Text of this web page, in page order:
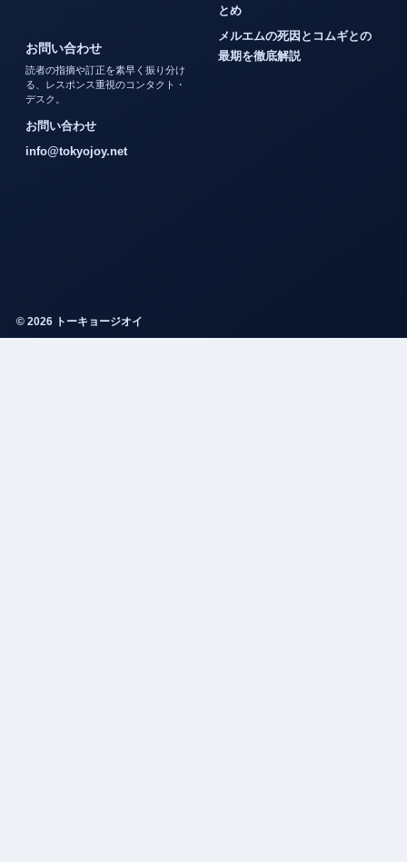
とめ
メルエムの死因とコムギとの
最期を徹底解説
お問い合わせ
読者の指摘や訂正を素早く振り分け
る、レスポンス重視のコンタクト・
デスク。
お問い合わせ
info@tokyojoy.net
© 2026 トーキョージオイ